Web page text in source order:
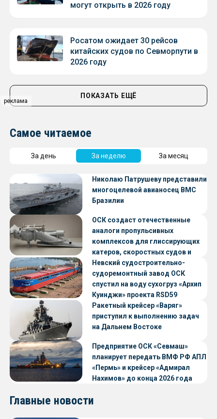
реклама
могут открыть в 2026 году
Росатом ожидает 30 рейсов
китайских судов по Севморпути в
2026 году
ПОКАЗАТЬ ЕЩЁ
Самое читаемое
За день За неделю За месяц
Николаю Патрушеву представили
многоцелевой авианосец ВМС
Бразилии
ОСК создаст отечественные
аналоги пропульсивных
комплексов для глиссирующих
катеров, скоростных судов и
судов с малой осадкой
Невский судостроительно-
судоремонтный завод ОСК
спустил на воду сухогруз «Архип
Куинджи» проекта RSD59
Ракетный крейсер «Варяг»
приступил к выполнению задач
на Дальнем Востоке
Предприятие ОСК «Севмаш»
планирует передать ВМФ РФ АПЛ
«Пермь» и крейсер «Адмирал
Нахимов» до конца 2026 года
Главные новости